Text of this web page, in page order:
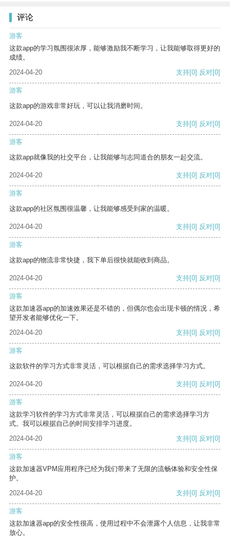
评论
游客
这款app的学习氛围很浓厚，能够激励我不断学习，让我能够取得更好的
成绩。
2024-04-20
支持[0] 反对[0]
游客
这款app的游戏非常好玩，可以让我消磨时间。
2024-04-20 支持[0] 反对[0]
游客
这款app就像我的社交平台，让我能够与志同道合的朋友一起交流。
2024-04-20 支持[0] 反对[0]
游客
这款app的社区氛围很温馨，让我能够感受到家的温暖。
2024-04-20 支持[0] 反对[0]
游客
这款app的物流非常快捷，我下单后很快就能收到商品。
2024-04-20 支持[0] 反对[0]
游客
这款加速器app的加速效果还是不错的，但偶尔也会出现卡顿的情况，希
望开发者能够优化一下。
2024-04-20
支持[0] 反对[0]
游客
这款软件的学习方式非常灵活，可以根据自己的需求选择学习方式。
2024-04-20 支持[0] 反对[0]
游客
这款学习软件的学习方式非常灵活，可以根据自己的需求选择学习方
式。我可以根据自己的时间安排学习进度。
2024-04-20
支持[0] 反对[0]
游客
这款加速器VPM应用程序已经为我们带来了无限的流畅体验和安全性保
护。
2024-04-20
支持[0] 反对[0]
游客
这款加速器app的安全性很高，使用过程中不会泄露个人信息，让我非常
放心。